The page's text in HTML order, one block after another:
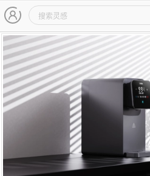
灵感图详情页
主导航